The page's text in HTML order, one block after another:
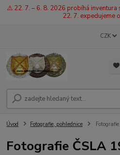
⚠️ 22. 7. – 6. 8. 2026 probíhá inventura
22. 7. expedujeme
CZK
Úvod Fotografie, pohlednice
Fotografie ČSLA